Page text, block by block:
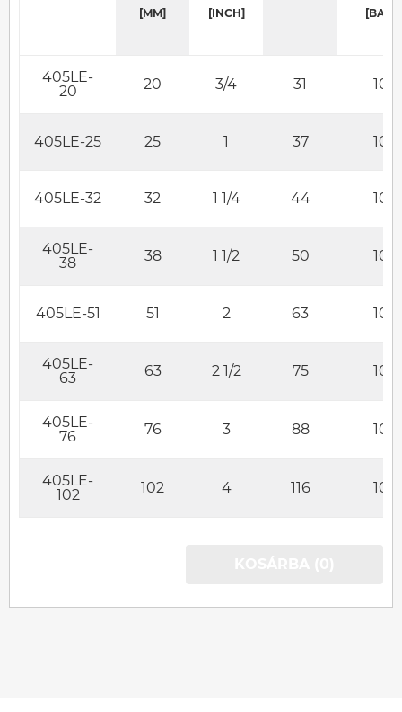
[MM]
[INCH]
[BAR]
405LE-
20
20 3/4 31 10
405LE-25 25 1 37 10
405LE-32 32 1 1/4 44 10
405LE-
38
38 1 1/2 50 10
405LE-51 51 2 63 10
405LE-
63
63 2 1/2 75 10
405LE-
76
76 3 88 10
405LE-
102
102 4 116 10